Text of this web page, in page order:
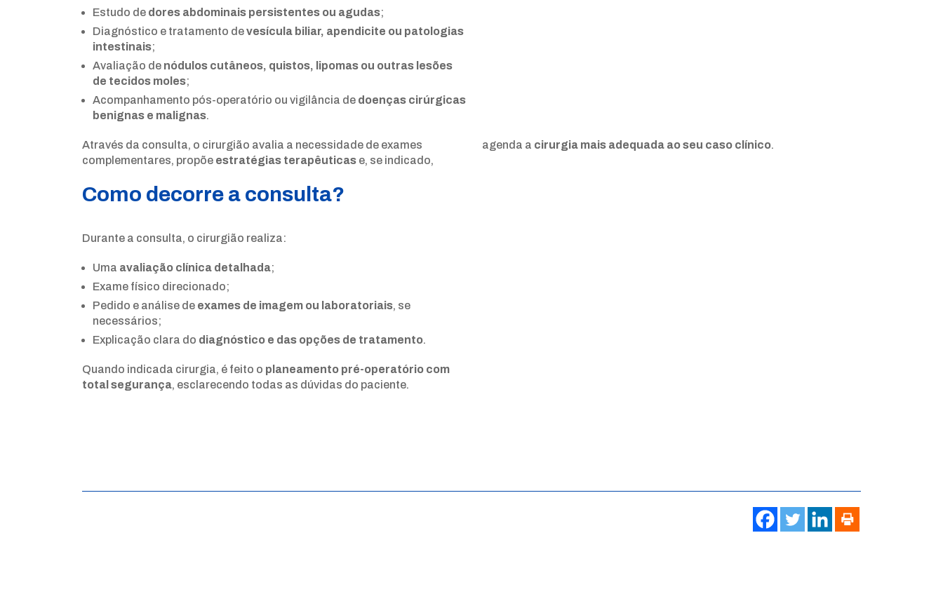
Estudo de dores abdominais persistentes ou agudas;
Diagnóstico e tratamento devesícula biliar, apendicite ou patologias
intestinais;
Avaliação de nódulos cutâneos, quistos, lipomas ou outras lesões
de tecidos moles;
Acompanhamento pós-operatório ou vigilância de doenças cirúrgicas
benignas e malignas.
Através da consulta, o cirurgião avalia a necessidade de exames
complementares, propõe estratégias terapêuticas e, se indicado,
agenda a cirurgia mais adequada ao seu caso clínico.
Como decorre a consulta?
Durante a consulta, o cirurgião realiza:
Uma avaliação clínica detalhada;
Exame físico direcionado;
Pedido e análise de exames de imagem ou laboratoriais, se
necessários;
Explicação clara do diagnóstico e das opções de tratamento.
Quando indicada cirurgia, é feito o planeamento pré-operatório com
total segurança, esclarecendo todas as dúvidas do paciente.